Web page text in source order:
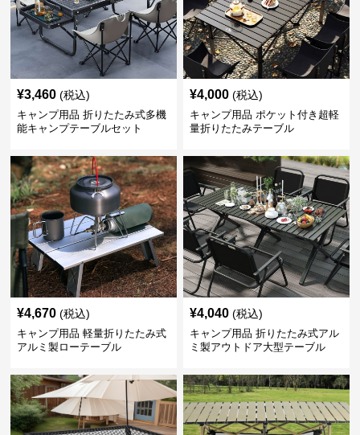
¥3,460 (税込)
キャンプ用品 折りたたみ式多機
能キャンプテーブルセット
¥4,000 (税込)
キャンプ用品 ポケット付き超軽
量折りたたみテーブル
¥4,670 (税込)
キャンプ用品 軽量折りたたみ式
アルミ製ローテーブル
¥4,040 (税込)
キャンプ用品 折りたたみ式アル
ミ製アウトドア大型テーブル